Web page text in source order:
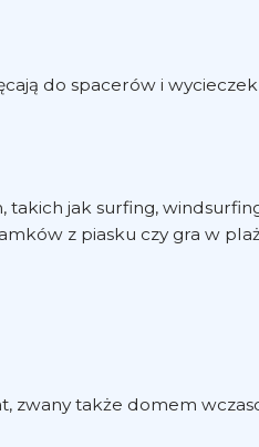
do spacerów i
jak surfing,
z piasku czy gra w
zwany także domem